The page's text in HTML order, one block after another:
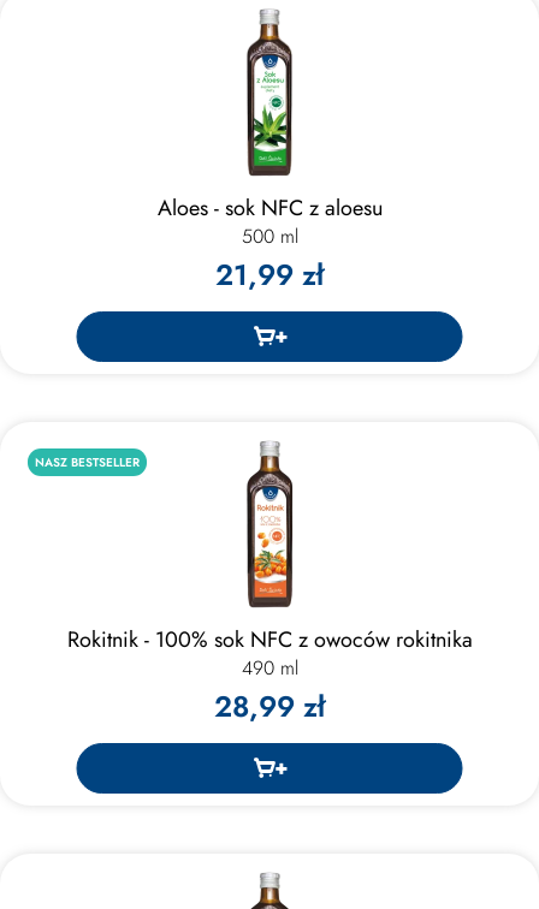
Aloes - sok NFC z aloesu
500 ml
21,99 zł
NASZ BESTSELLER
Rokitnik - 100% sok NFC z owoców rokitnika
490 ml
28,99 zł